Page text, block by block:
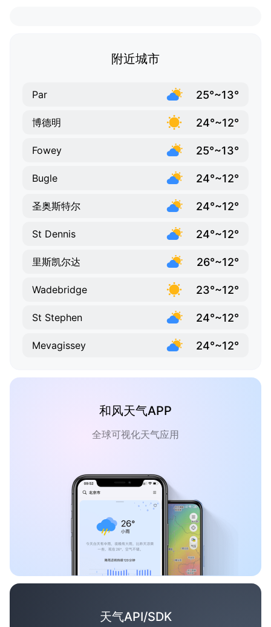
附近城市
Par 25°~13°
博德明 24°~12°
Fowey 25°~13°
Bugle 24°~12°
圣奥斯特尔 24°~12°
St Dennis 24°~12°
里斯凯尔达 26°~12°
Wadebridge 23°~12°
St Stephen 24°~12°
Mevagissey 24°~12°
和风天气APP
全球可视化天气应用
天气API/SDK